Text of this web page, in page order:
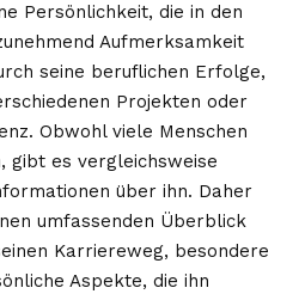
Persönlichkeit, die in den
Aufmerksamkeit
seine beruflichen Erfolge,
Projekten oder
Obwohl viele Menschen
gibt es vergleichsweise
über ihn. Daher
umfassenden Überblick
Karriereweg, besondere
Aspekte, die ihn